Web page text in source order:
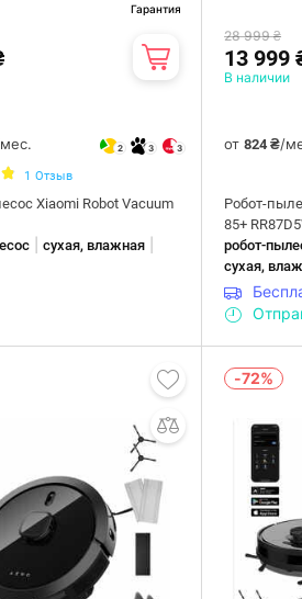
Гарантия
2 3 3
1 Отзыв
Xiaomi Robot Vacuum
сухая, влажная
28 999 ₴
13 999
В наличии
от824 ₴/
Робот-
85+
робот-
сухая,
-72%